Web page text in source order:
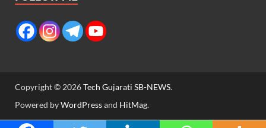
Copyright © 2026Tech Gujarati SB-NEWS.
Powered byWordPressand HitMag.